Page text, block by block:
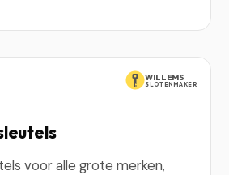
WILLEMS
SLOTENMAKER
voor alle grote merken,